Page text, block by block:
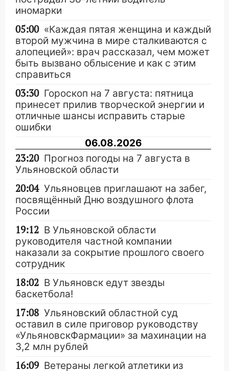
иномарки
05:00 «Каждая пятая женщина и каждый
второй мужчина в мире сталкиваются с
алопецией»: врач рассказал, чем может
быть вызвано облысение и как с этим
справиться
03:30 Гороскоп на 7 августа: пятница
принесет прилив творческой энергии и
отличные шансы исправить старые
ошибки
06.08.2026
23:20 Прогноз погоды на 7 августа в
Ульяновской области
20:04 Ульяновцев приглашают на забег,
посвящённый Дню воздушного флота
России
19:12 В Ульяновской области
руководителя частной компании
наказали за сокрытие прошлого своего
сотрудник
18:02 В Ульяновск едут звезды
баскетбола!
17:08 Ульяновский областной суд
оставил в силе приговор руководству
«УльяновскФармации» за махинации на
3,2 млн рублей
16:09 Ветераны легкой атлетики из